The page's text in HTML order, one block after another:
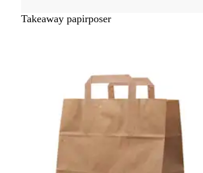
Takeaway papirposer